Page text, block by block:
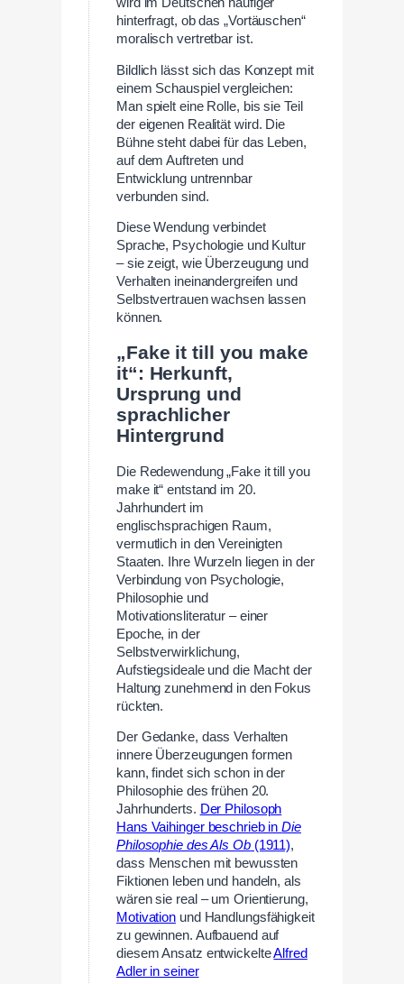
hinterfragt, ob das „Vortäuschen“
moralisch vertretbar ist.
Bildlich lässt sich das Konzept mit
einem Schauspiel vergleichen:
Man spielt eine Rolle, bis sie Teil
der eigenen Realität wird. Die
Bühne steht dabei für das Leben,
auf dem Auftreten und
Entwicklung untrennbar
verbunden sind.
Diese Wendung verbindet
Sprache, Psychologie und Kultur
– sie zeigt, wie Überzeugung und
Verhalten ineinandergreifen und
Selbstvertrauen wachsen lassen
können.
„Fake it till you make
it“: Herkunft,
Ursprung und
sprachlicher
Hintergrund
Die Redewendung „Fake it till you
make it“ entstand im 20.
Jahrhundert im
englischsprachigen Raum,
vermutlich in den Vereinigten
Staaten. Ihre Wurzeln liegen in der
Verbindung von Psychologie,
Philosophie und
Motivationsliteratur – einer
Epoche, in der
Selbstverwirklichung,
Aufstiegsideale und die Macht der
Haltung zunehmend in den Fokus
rückten.
Der Gedanke, dass Verhalten
innere Überzeugungen formen
kann, findet sich schon in der
Philosophie des frühen 20.
Jahrhunderts. Der Philosoph
Hans Vaihinger beschrieb inDie
Philosophie des Als Ob(1911),
dass Menschen mit bewussten
Fiktionen leben und handeln, als
wären sie real – um Orientierung,
Motivation und Handlungsfähigkeit
zu gewinnen. Aufbauend auf
diesem Ansatz entwickelteAlfred
Adler in seiner